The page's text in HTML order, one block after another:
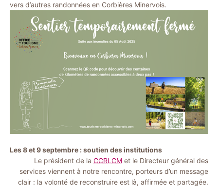
vers d’autres randonnées en Corbières Minervois.
Les 8 et 9 septembre : soutien des institutions
Le président de la CCRLCM et le Directeur général des
services viennent à notre rencontre, porteurs d’un message
clair : la volonté de reconstruire est là, affirmée et partagée.